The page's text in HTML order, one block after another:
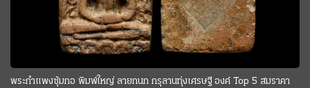
พระกำแพงซุ้มกอ พิมพ์ใหญ่ ลายกนก กรุลานทุ่งเศรษฐี องค์ Top 5 สมราคา